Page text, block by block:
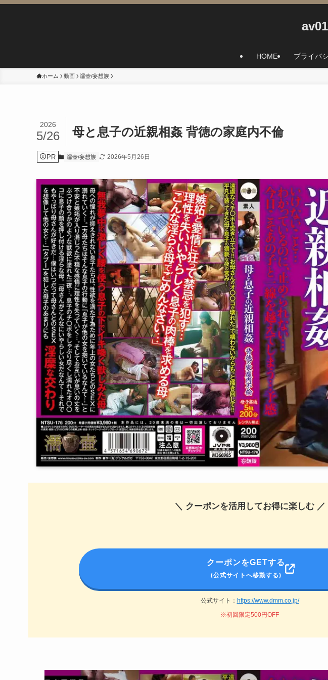
HOME プライバ
ホーム 動画 濡壺/妄想族
母と息子の近親相姦 背徳の家庭内不倫
2026
5/26
PR 濡壺/妄想族 2026年5月26日
＼ クーポンを活用してお得に楽しむ ／
クーポンをGETする
(公式サイトへ移動する)
公式サイト： https://www.dmm.co.jp/
※初回限定500円OFF